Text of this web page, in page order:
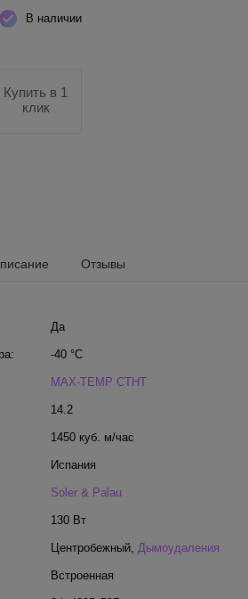
В наличии
Купить в 1
клик
Отзывы
Да
-40 °С
MAX-TEMP CTHT
14.2
1450 куб. м/час
Испания
Soler & Palau
130 Вт
Центробежный, Дымоудаления
Встроенная